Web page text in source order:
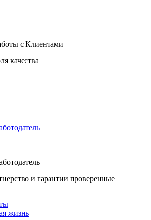
с Клиентами
качества
и гарантии проверенные
жизнь